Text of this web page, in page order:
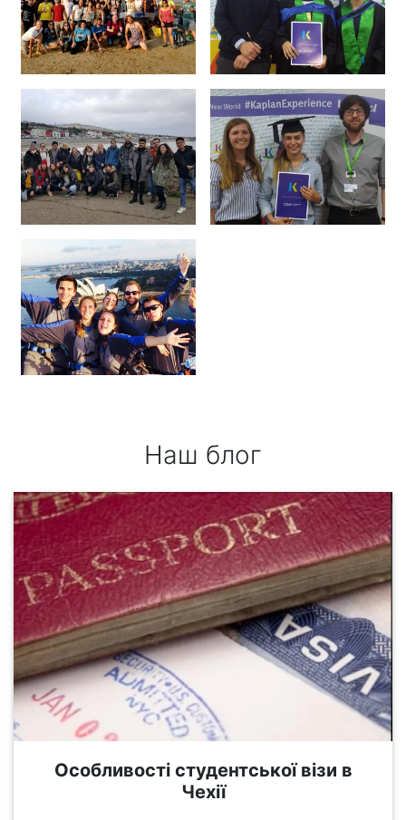
Наш блог
Особливості студентської візи в
Чехії